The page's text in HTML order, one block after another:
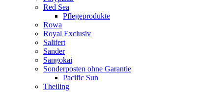
Red Sea
Pflegeprodukte
Rowa
Royal Exclusiv
Salifert
Sander
Sangokai
Sonderposten ohne Garantie
Pacific Sun
Theiling